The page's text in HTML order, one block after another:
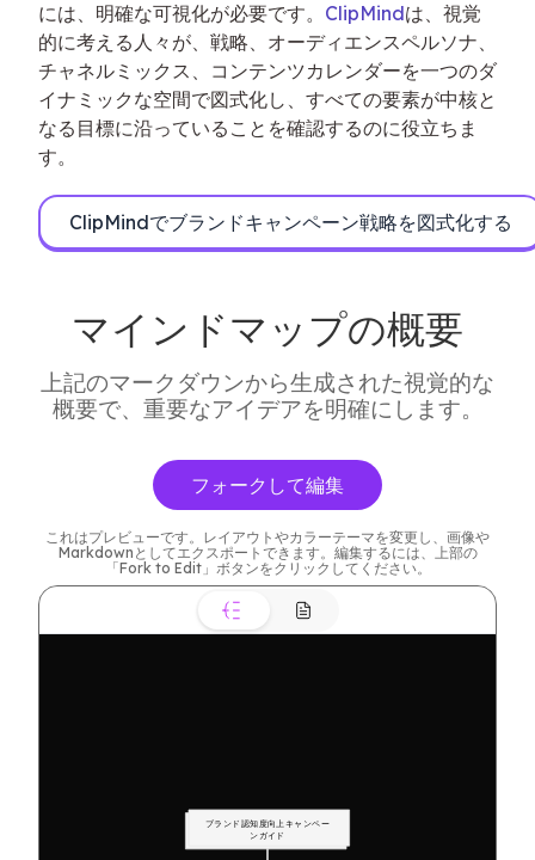
には、明確な可視化が必要です。 ClipMindは、視覚
的に考える人々が、戦略、オーディエンスペルソナ、
チャネルミックス、コンテンツカレンダーを一つのダ
イナミックな空間で図式化し、すべての要素が中核と
なる目標に沿っていることを確認するのに役立ちま
す。
ClipMindでブランドキャンペーン戦略を図式化する
マインドマップの概要
上記のマークダウンから生成された視覚的な
概要で、重要なアイデアを明確にします。
フォークして編集
これはプレビューです。レイアウトやカラーテーマを変更し、画像や
Markdownとしてエクスポートできます。編集するには、上部の
「Fork to Edit」ボタンをクリックしてください。
ブランド認知度向上キャンペー
ンガイド